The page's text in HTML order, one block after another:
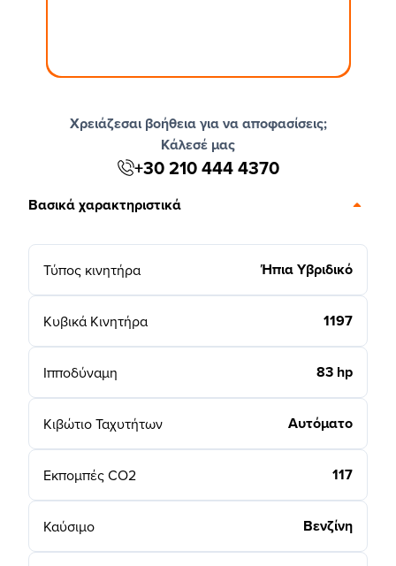
Χρειάζεσαι βοήθεια για να αποφασίσεις;
Κάλεσέ μας
+30 210 444 4370
Βασικά χαρακτηριστικά
Τύπος κινητήρα Ήπια Υβριδικό
Κυβικά Κινητήρα 1197
Ιπποδύναμη 83 hp
Κιβώτιο Ταχυτήτων Αυτόματο
Εκπομπές CO2 117
Καύσιμο Βενζίνη